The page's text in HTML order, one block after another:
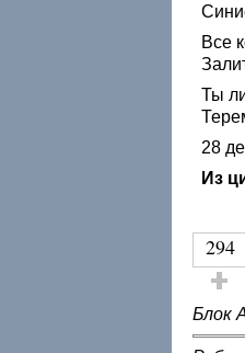
Все
Ты
28
Из
294
Голос
Блок